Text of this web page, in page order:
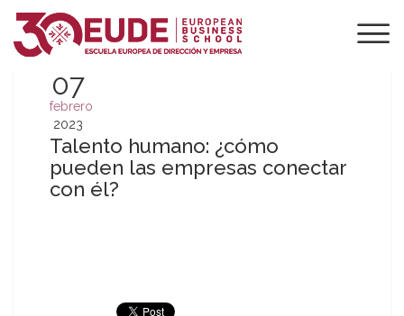
07
febrero
2023
Talento humano: ¿cómo
pueden las empresas conectar
con él?